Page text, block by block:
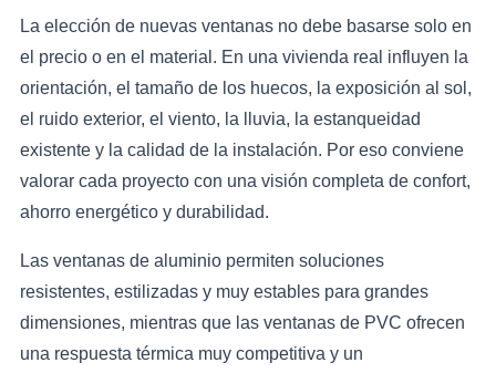
La elección de nuevas ventanas no debe basarse solo en
el precio o en el material. En una vivienda real influyen la
orientación, el tamaño de los huecos, la exposición al sol,
el ruido exterior, el viento, la lluvia, la estanqueidad
existente y la calidad de la instalación. Por eso conviene
valorar cada proyecto con una visión completa de confort,
ahorro energético y durabilidad.
Las ventanas de aluminio permiten soluciones
resistentes, estilizadas y muy estables para grandes
dimensiones, mientras que las ventanas de PVC ofrecen
una respuesta térmica muy competitiva y un